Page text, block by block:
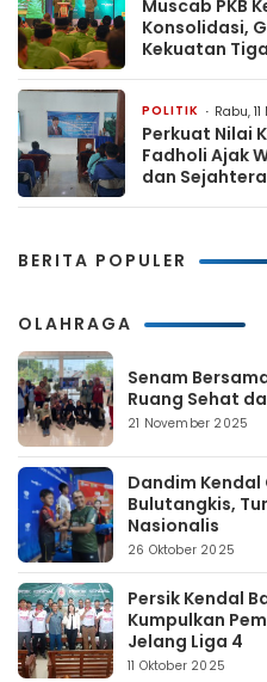
Muscab PKB
Konsolidasi,
Kekuatan
POLITIK Rabu,
Perkuat Nilai
Fadholi Ajak
dan Sejahtera
BERITA POPULER
OLAHRAGA
Senam
Ruang Sehat
21 November 2025
Dandim Kendal
Bulutangkis,
Nasionalis
26 Oktober 2025
Persik Kendal
Kumpulkan
Jelang Liga 4
11 Oktober 2025